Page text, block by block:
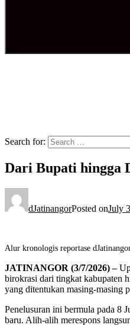
Search for:
Dari Bupati hingga
dJatinangorPosted onJuly
Alur kronologis reportase
JATINANGOR (3/7/2026) –
birokrasi dari tingkat kabupaten
yang ditentukan masing-masing
Penelusuran ini bermula pada 8
baru. Alih-alih merespons